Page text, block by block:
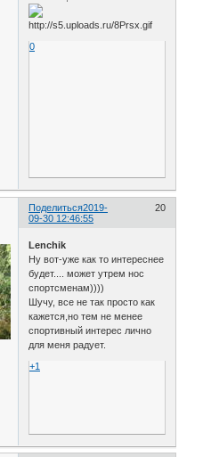
0
Поделиться 20
2019-
09-30 12:46:55
Lenchik
Ну вот-уже как то интереснее
будет.... может утрем нос
спортсменам))))
Шучу, все не так просто как
кажется,но тем не менее
спортивный интерес лично
для меня радует.
+1